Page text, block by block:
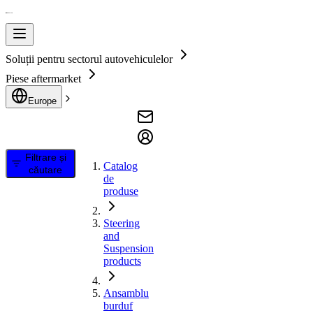
Soluții pentru sectorul autovehiculelor
Piese aftermarket
Europe
Filtrare și
căutare
Catalog
de
produse
Steering
and
Suspension
products
Ansamblu
burduf